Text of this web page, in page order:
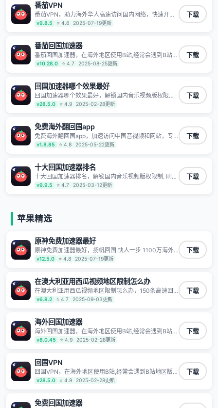
TV、西瓜视频、QQ音乐、网易云音乐、酷狗音乐、YY
等主流网站应用解除限制，带你穿梭加速回国。目前已
有上百万用户，用户整体好评95%以上，一对一在线客
服支持，保障你的使用体验。
番茄VPN
番茄VPN，助力海外华人高速访问国内网络，快速开启
国内各直播平台,解决国内视频、音乐卡顿问题；更能加
速海量国服游戏，超低延迟稳定不掉线,畅享国内网络！
v9.8.5 ⭐ 4.6 2025-07-19更新
下载
番茄回国加速器
番茄回国加速器，在海外地区使用B站,经常会遇到B站地
区版权限制/网络IP屏蔽,缓冲卡顿等问题,使用我们的哔
哩哔哩专用回国VPN,可加速解决各类网络问题,一键网络
7*24小时服务。
v10.28.0 ⭐ 4.7 2025-08-25更新
下载
回国加速器哪个效果最好
回国加速器哪个效果最好，解锁国内音乐视频版权限制.
刷剧不卡，高清秒开. 有效降低国服游戏延迟. 提升国内
主流应用访问速度 ; 独创加速黑科技 · 海量边缘. 动态多
v28.5.0 ⭐ 4.9 2025-02-28更新
下载
免费海外翻回国app
免费海外翻回国app，加速访问中国音视频和网站，专
业回国加速器，帮你加速访问优酷、bilibili、腾讯视频、
爱奇艺等，加速国服游戏，例如原神、阴阳师、和平精
明日方舟、战双帕弥什、sky光·遇、另一个伊甸园等国
内各种服务,回国加速器致力于帮助海外华人和留学生、
港澳台地区用户提供最好的回国游戏和音乐视频加速服
务，可以在海外或港澳台地区流畅加速国服游戏和音视
等主流网站应用解除限制，带你穿梭加速回国。目前已
有上百万用户，用户整体好评95%以上，一对一在线客
v1.8.85 ⭐ 4.8 2025-05-22更新
下载
十大回国加速器排名
十大回国加速器排名，解锁国内音乐视频版权限制. 刷剧
不卡，高清秒开. 有效降低国服游戏延迟. 提升国内主流
应用访问速度 ; 独创加速黑科技 · 海量边缘. 动态多线. 智
v9.9.5 ⭐ 4.7 2025-03-12更新
下载
苹果精选
原神免费加速器最好
原神免费加速器最好，扬帆回国,快人一步 1100万海外
华人都在用的音乐视频回国加速器 Android iOS
Windows Mac TV VIP 支持多种加速场景 了解更多 看
视频、爱奇艺、哔哩哔哩和优酷视频,在国外也能畅快追
剧!
v12.5.0 ⭐ 4.8 2025-07-19更新
下载
在澳大利亚用西瓜视频地区限制怎么办
在澳大利亚用西瓜视频地区限制怎么办，150条高速回
国线路 自有高速中转节点 无需注册 一键连接 提供高速
线路 应用内直达视频音乐app,快人一步 应用模式 App互
同时确保数据不泄露 阻止第三方对数据进行窃取和监听
v6.8.2 ⭐ 4.7 2025-09-03更新
下载
海外回国加速器
海外回国加速器，在海外地区使用B站,经常会遇到B站地
区版权限制/网络IP屏蔽,缓冲卡顿等问题,使用我们的哔
哩哔哩专用回国VPN,可加速解决各类网络问题,一键网络
7*24小时服务。
v8.0.45 ⭐ 4.9 2025-02-28更新
下载
回国VPN
回国VPN，在海外地区使用B站,经常会遇到B站地区版权
限制/网络IP屏蔽,缓冲卡顿等问题,使用我们的哔哩哔哩
专用回国VPN,可加速解决各类网络问题,一键网络回国,
时服务。
v28.5.0 ⭐ 4.9 2025-02-28更新
下载
免费回国加速器